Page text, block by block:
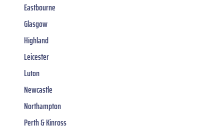
Eastbourne
Glasgow
Highland
Leicester
Luton
Newcastle
Northampton
Perth & Kinross